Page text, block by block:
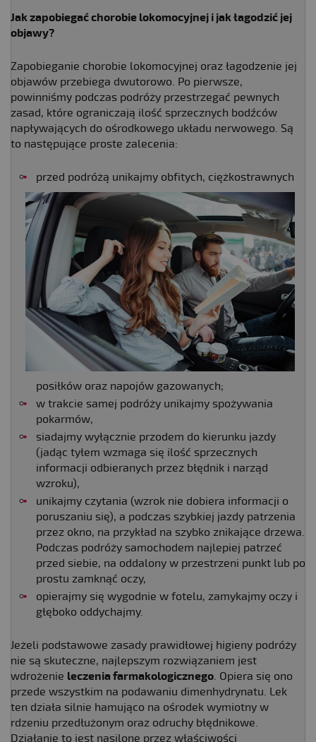
Jak zapobiegać chorobie lokomocyjnej i jak łagodzić jej
objawy?
Zapobieganie chorobie lokomocyjnej oraz łagodzenie jej
objawów przebiega dwutorowo. Po pierwsze,
powinniśmy podczas podróży przestrzegać pewnych
zasad, które ograniczają ilość sprzecznych bodźców
napływających do ośrodkowego układu nerwowego. Są
to następujące proste zalecenia:
przed podróżą unikajmy obfitych, ciężkostrawnych
posiłków oraz napojów gazowanych;
w trakcie samej podróży unikajmy spożywania
pokarmów,
siadajmy wyłącznie przodem do kierunku jazdy
(jadąc tyłem wzmaga się ilość sprzecznych
informacji odbieranych przez błędnik i narząd
wzroku),
unikajmy czytania (wzrok nie dobiera informacji o
poruszaniu się), a podczas szybkiej jazdy patrzenia
przez okno, na przykład na szybko znikające drzewa.
Podczas podróży samochodem najlepiej patrzeć
przed siebie, na oddalony w przestrzeni punkt lub po
prostu zamknąć oczy,
opierajmy się wygodnie w fotelu, zamykajmy oczy i
głęboko oddychajmy.
Jeżeli podstawowe zasady prawidłowej higieny podróży
nie są skuteczne, najlepszym rozwiązaniem jest
wdrożenie leczenia farmakologicznego. Opiera się ono
przede wszystkim na podawaniu dimenhydrynatu. Lek
ten działa silnie hamująco na ośrodek wymiotny w
rdzeniu przedłużonym oraz odruchy błędnikowe.
Działanie to jest nasilone przez właściwości